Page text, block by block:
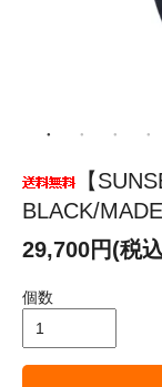
【
BLACK/
29,700円(税
個数